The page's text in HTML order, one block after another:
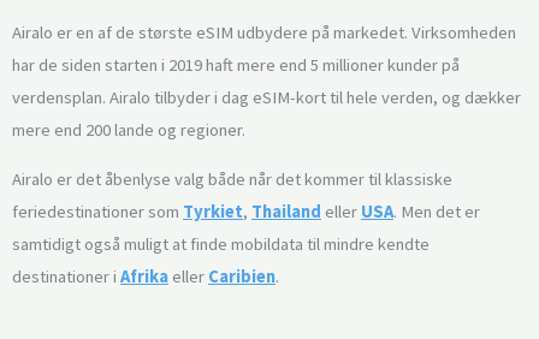
Airalo er en af de største eSIM udbydere på markedet. Virksomheden
har de siden starten i 2019 haft mere end 5 millioner kunder på
verdensplan. Airalo tilbyder i dag eSIM-kort til hele verden, og dækker
mere end 200 lande og regioner.
Airalo er det åbenlyse valg både når det kommer til klassiske
feriedestinationer som Tyrkiet, Thailand eller USA. Men det er
samtidigt også muligt at finde mobildata til mindre kendte
destinationer i Afrika eller Caribien.